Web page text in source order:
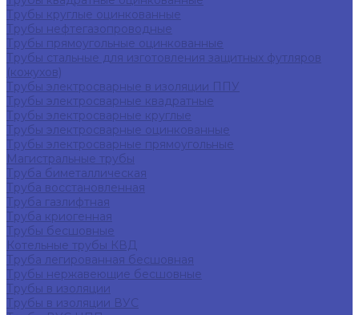
Трубы круглые оцинкованные
Трубы нефтегазопроводные
Трубы прямоугольные оцинкованные
Трубы стальные для изготовления защитных футляров
(кожухов)
Трубы электросварные в изоляции ППУ
Трубы электросварные квадратные
Трубы электросварные круглые
Трубы электросварные оцинкованные
Трубы электросварные прямоугольные
Магистральные трубы
Труба биметаллическая
Труба восстановленная
Труба газлифтная
Труба криогенная
Трубы бесшовные
Котельные трубы КВД
Труба легированная бесшовная
Трубы нержавеющие бесшовные
Трубы в изоляции
Трубы в изоляции ВУС